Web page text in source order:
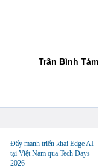
Trần Bình Tám
Đẩy mạnh triển khai Edge AI
tại Việt Nam qua Tech Days
2026